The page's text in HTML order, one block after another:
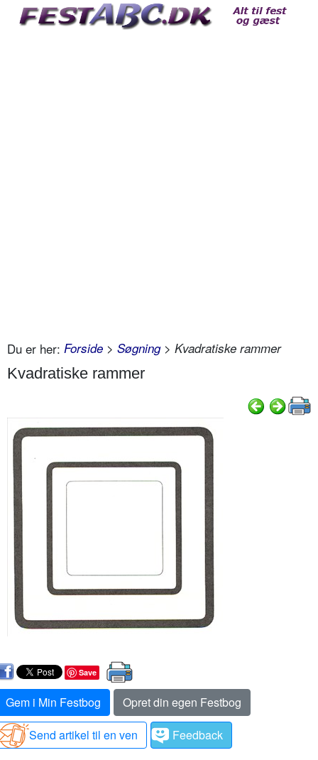
Du er her: Forside > Søgning> Kvadratiske rammer
Kvadratiske rammer
Save
Gem i Min Festbog
Opret din egen Festbog
Send artikel til en ven
Feedback